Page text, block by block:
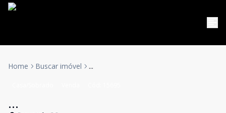
Home Buscar imóvel ...
...